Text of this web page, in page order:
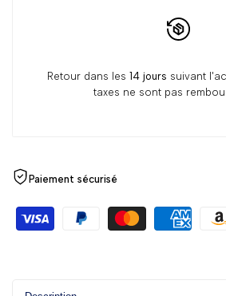
Retour dans les 14 jours suivant
taxes ne sont pas
Paiement sécurisé